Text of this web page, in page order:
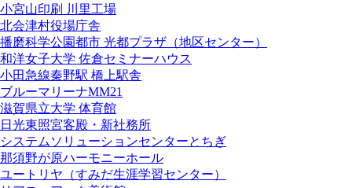
小宮山印刷 川里工場
北会津村役場庁舎
播磨科学公園都市 光都プラザ（地区センター）
和洋女子大学 佐倉セミナーハウス
小田急線秦野駅 橋上駅舎
ブルーマリーナMM21
滋賀県立大学 体育館
日光東照宮客殿・新社務所
システムソリューションセンターとちぎ
那須野が原ハーモニーホール
ユートリヤ（すみだ生涯学習センター）